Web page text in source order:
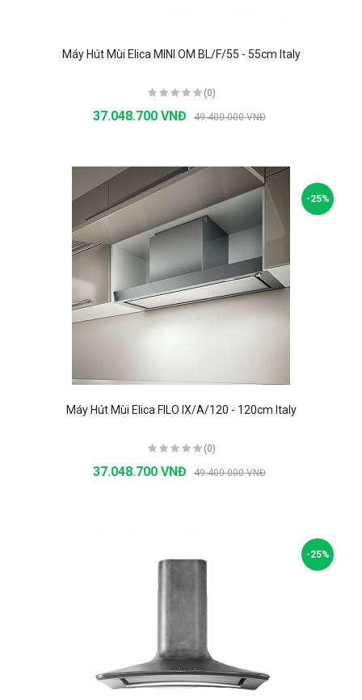
Máy Hút Mùi Elica MINI OM BL/F/55 - 55cm Italy
(0)
37.048.700 VNĐ 49.400.000 VNĐ
-25%
Máy Hút Mùi Elica FILO IX/A/120 - 120cm Italy
(0)
37.048.700 VNĐ 49.400.000 VNĐ
-25%